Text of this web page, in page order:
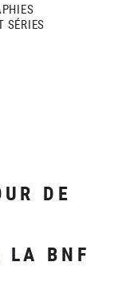
SÉRIES
DE
LA BNF